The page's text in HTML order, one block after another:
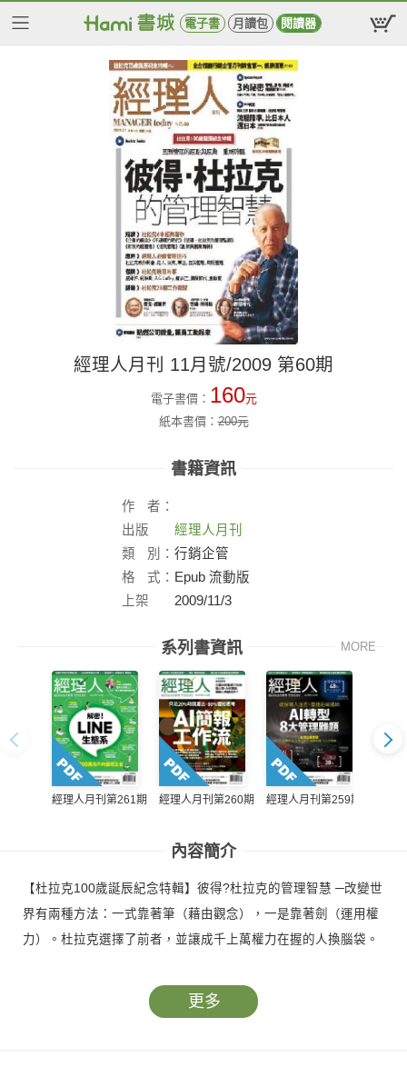
電子書 月讀包 閱讀器
經理人月刊 11月號/2009 第60期
電子書價： 160元
紙本書價：200元
書籍資訊
作
者：
出版
社：
經理人月刊
類
別： 行銷企管
格
式： Epub 流動版
上架
2009/11/3
系列書資訊 MORE
經理人月刊第261期 經理人月刊第260期 經理人月刊第259期
內容簡介
【杜拉克100歲誕辰紀念特輯】彼得?杜拉克的管理智慧 ─改變世
界有兩種方法：一式靠著筆（藉由觀念），一是靠著劍（運用權
力）。杜拉克選擇了前者，並讓成千上萬權力在握的人換腦袋。
更多